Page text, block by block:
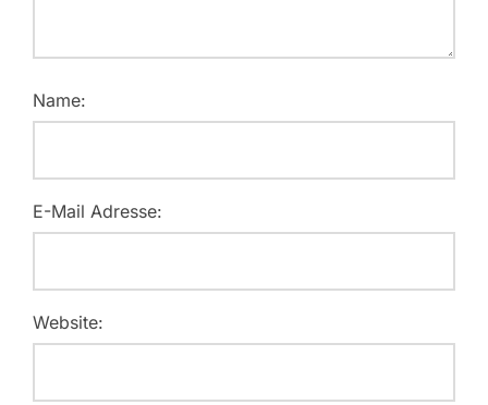
Name:
E-Mail Adresse:
Website: